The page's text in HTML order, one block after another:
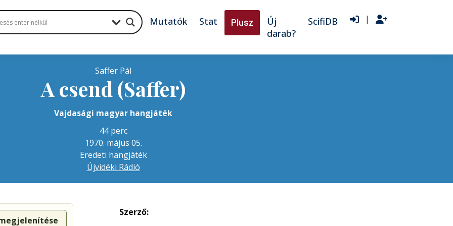
Mutatók Stat Plusz
Új
darab?
ScifiDB |
Saffer Pál
A csend (Saffer)
Vajdasági magyar hangjáték
44 perc
1970. május 05.
Eredeti hangjáték
Újvidéki Rádió
Szerző: